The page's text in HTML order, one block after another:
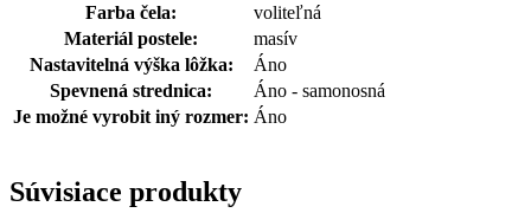
Farba čela:
voliteľná
Materiál postele:
masív
Nastavitelná výška lôžka:
Áno
Spevnená strednica:
Áno - samonosná
Je možné vyrobit iný rozmer: Áno
Súvisiace produkty